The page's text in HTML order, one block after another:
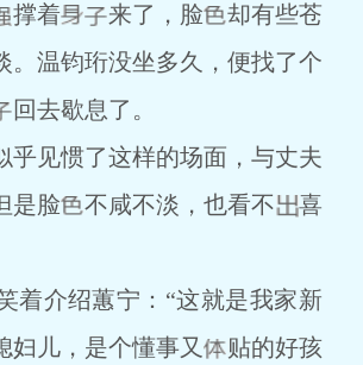
撑着 来了，脸
却有些苍
。温钧珩没坐多久，便找了个
回去歇息了。
见惯了这样的场面，与丈夫
是脸
不咸不淡，也看不
喜
介绍蕙宁：“这就是我家新
妇儿，是个懂事又
贴的好孩